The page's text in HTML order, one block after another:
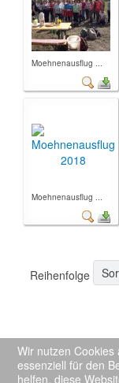
Moehnenausflug ...
Moehnenausflug ...
Reihenfolge
Wir nutzen
essenziell für den
helfen, diese